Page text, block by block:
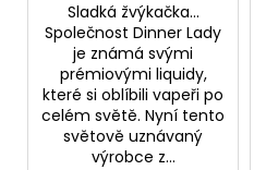
Sladká žvýkačka...
Společnost Dinner Lady
je známá svými
prémiovými liquidy,
které si oblíbili vapeři po
celém světě. Nyní tento
světově uznávaný
výrobce z...